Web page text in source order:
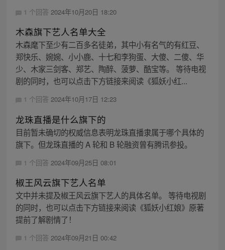
1 个回答 2024年10月20日 18:20
木森旗下艺人名单大全
木森麾下至少有二百多名徒弟，其中小有名气的有红豆、
郑快乐、婉婉、小小鹿、十七和李狗蛋、大傻、二傻、华
少、木家三剑客、郑艺、陶醉、菠萝、酷宝等。 等待电视
剧的同时，也可以点击下方链接来阅读《狐妖小红...
1 个回答 2024年10月17日 12:23
龙珠直播是什么旗下的
目前暂未确切的权威信息表明龙珠直播隶属于哪个具体的
旗下。但龙珠直播的 A 轮和 B 轮融资曾有腾讯参投。
1 个回答 2024年09月25日 08:01
椒王风云旗下艺人名单
文中并未提及椒王风云旗下艺人的具体名单。 等待电视剧
的同时，也可以点击下方链接来阅读《狐妖小红娘》原著
提前了解剧情了！
1 个回答 2024年09月21日 00:42